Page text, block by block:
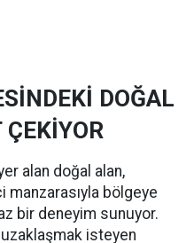
DOĞAL
alan doğal alan,
manzarasıyla bölgeye
bir deneyim sunuyor.
isteyen